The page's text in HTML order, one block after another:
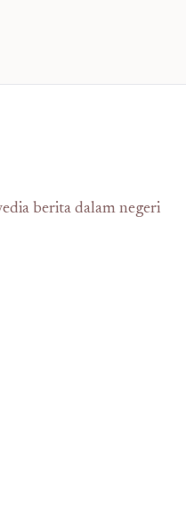
berita dalam negeri